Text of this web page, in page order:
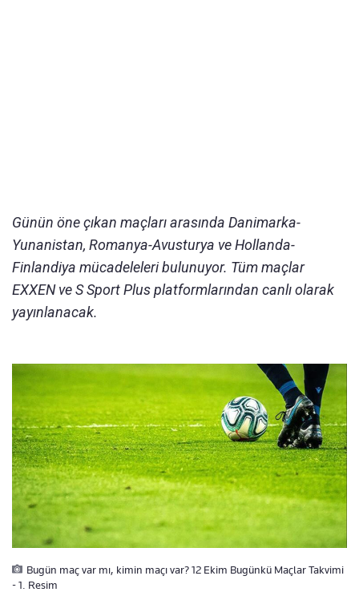
Günün öne çıkan maçları arasında Danimarka-
Yunanistan, Romanya-Avusturya ve Hollanda-
Finlandiya mücadeleleri bulunuyor. Tüm maçlar
EXXEN ve S Sport Plus platformlarından canlı olarak
yayınlanacak.
Bugün maç var mı, kimin maçı var? 12 Ekim Bugünkü Maçlar Takvimi
- 1. Resim